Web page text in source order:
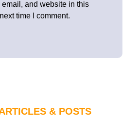
email, and website in this
time I comment.
& POSTS